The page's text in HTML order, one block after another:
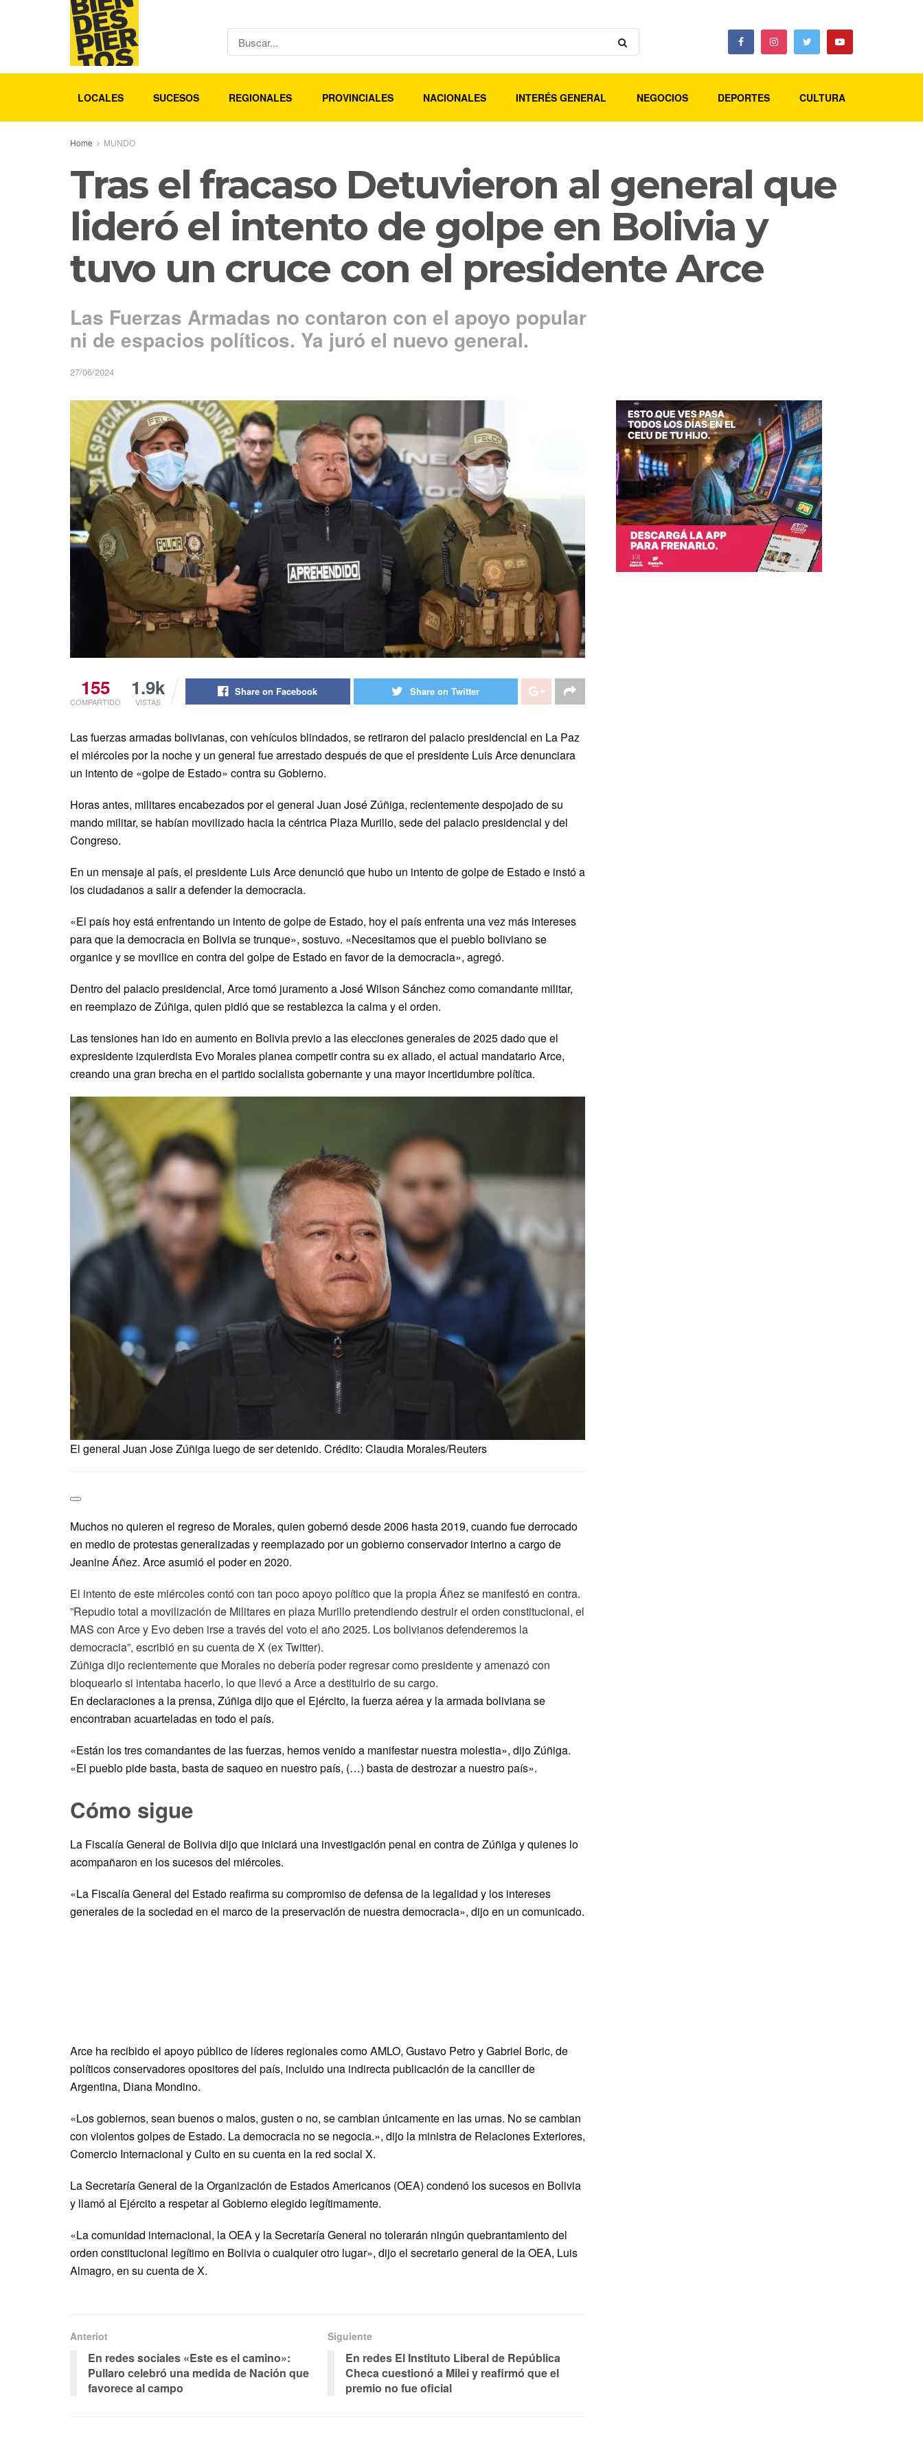
LOCALES SUCESOS REGIONALES PROVINCIALES NACIONALES INTERÉS GENERAL NEGOCIOS DEPORTES CULTURA
Home MUNDO
Tras el fracaso Detuvieron al general que
lideró el intento de golpe en Bolivia y
tuvo un cruce con el presidente Arce
Las Fuerzas Armadas no contaron con el apoyo popular
ni de espacios políticos. Ya juró el nuevo general.
27/06/2024
155
COMPARTIDO
1.9k
VISTAS
Share on Facebook Share on Twitter
Las fuerzas armadas bolivianas, con vehículos blindados, se retiraron del palacio presidencial en La Paz
el miércoles por la noche y un general fue arrestado después de que el presidente Luis Arce denunciara
un intento de «golpe de Estado» contra su Gobierno.
Horas antes, militares encabezados por el general Juan José Zúñiga, recientemente despojado de su
mando militar, se habían movilizado hacia la céntrica Plaza Murillo, sede del palacio presidencial y del
Congreso.
En un mensaje al país, el presidente Luis Arce denunció que hubo un intento de golpe de Estado e instó a
los ciudadanos a salir a defender la democracia.
«El país hoy está enfrentando un intento de golpe de Estado, hoy el país enfrenta una vez más intereses
para que la democracia en Bolivia se trunque», sostuvo. «Necesitamos que el pueblo boliviano se
organice y se movilice en contra del golpe de Estado en favor de la democracia», agregó.
Dentro del palacio presidencial, Arce tomó juramento a José Wilson Sánchez como comandante militar,
en reemplazo de Zúñiga, quien pidió que se restablezca la calma y el orden.
Las tensiones han ido en aumento en Bolivia previo a las elecciones generales de 2025 dado que el
expresidente izquierdista Evo Morales planea competir contra su ex aliado, el actual mandatario Arce,
creando una gran brecha en el partido socialista gobernante y una mayor incertidumbre política.
El general Juan Jose Zúñiga luego de ser detenido. Crédito: Claudia Morales/Reuters
Muchos no quieren el regreso de Morales, quien gobernó desde 2006 hasta 2019, cuando fue derrocado
en medio de protestas generalizadas y reemplazado por un gobierno conservador interino a cargo de
Jeanine Áñez. Arce asumió el poder en 2020.
El intento de este miércoles contó con tan poco apoyo político que la propia Áñez se manifestó en contra.
”Repudio total a movilización de Militares en plaza Murillo pretendiendo destruir el orden constitucional, el
MAS con Arce y Evo deben irse a través del voto el año 2025. Los bolivianos defenderemos la
democracia”, escribió en su cuenta de X (ex Twitter).
Zúñiga dijo recientemente que Morales no debería poder regresar como presidente y amenazó con
bloquearlo si intentaba hacerlo, lo que llevó a Arce a destituirlo de su cargo.
En declaraciones a la prensa, Zúñiga dijo que el Ejército, la fuerza aérea y la armada boliviana se
encontraban acuarteladas en todo el país.
«Están los tres comandantes de las fuerzas, hemos venido a manifestar nuestra molestia», dijo Zúñiga.
«El pueblo pide basta, basta de saqueo en nuestro país, (…) basta de destrozar a nuestro país».
Cómo sigue
La Fiscalía General de Bolivia dijo que iniciará una investigación penal en contra de Zúñiga y quienes lo
acompañaron en los sucesos del miércoles.
«La Fiscalía General del Estado reafirma su compromiso de defensa de la legalidad y los intereses
generales de la sociedad en el marco de la preservación de nuestra democracia», dijo en un comunicado.
Arce ha recibido el apoyo público de líderes regionales como AMLO, Gustavo Petro y Gabriel Boric, de
políticos conservadores opositores del país, incluido una indirecta publicación de la canciller de
Argentina, Diana Mondino.
«Los gobiernos, sean buenos o malos, gusten o no, se cambian únicamente en las urnas. No se cambian
con violentos golpes de Estado. La democracia no se negocia.», dijo la ministra de Relaciones Exteriores,
Comercio Internacional y Culto en su cuenta en la red social X.
La Secretaría General de la Organización de Estados Americanos (OEA) condenó los sucesos en Bolivia
y llamó al Ejército a respetar al Gobierno elegido legítimamente.
«La comunidad internacional, la OEA y la Secretaría General no tolerarán ningún quebrantamiento del
orden constitucional legítimo en Bolivia o cualquier otro lugar», dijo el secretario general de la OEA, Luis
Almagro, en su cuenta de X.
Anteriot
En redes sociales «Este es el camino»:
Pullaro celebró una medida de Nación que
favorece al campo
Siguiente
En redes El Instituto Liberal de República
Checa cuestionó a Milei y reafirmó que el
premio no fue oficial